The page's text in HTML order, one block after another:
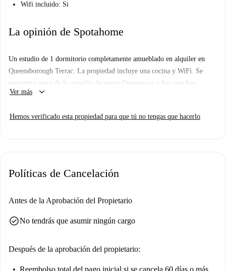
Wifi incluido: Si
La opinión de Spotahome
Un estudio de 1 dormitorio completamente amueblado en alquiler en
Queensborough Terrac. La propiedad incluye una cocina y WiFi. Se
encuentra cerca de la estación de metro Queensway y hay muchas
tiendas, cafés y restaurantes cerca.
Ver más keyboard_arrow_down
Hemos verificado esta propiedad para que tú no tengas que hacerlo
Políticas de Cancelación
Antes de la Aprobación del Propietario
check_circleNo tendrás que asumir ningún cargo
Después de la aprobación del propietario:
Reembolso total del pago inicial si se cancela 60 días o más